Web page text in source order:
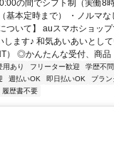
の間でシフト制（実働8
基本定時まで） ・ノルマな
ついて】 auスマホショッ
します♪ 和気あいあいとし
） ◎かんたんな受付、商品
用あり フリーター歓迎 学歴不問
週払いOK 即日払いOK ブラン
履歴書不要